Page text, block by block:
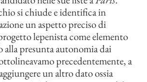
si chiude e identifica in
un aspetto preciso di
lepenista come elemento
alla presunta autonomia dai
precedentemente, a
un altro dato ossia